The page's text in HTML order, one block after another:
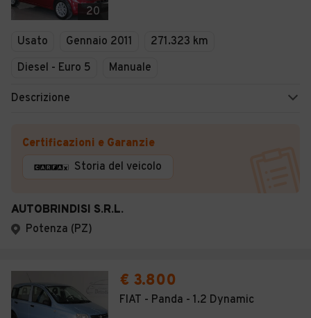
20
Usato Gennaio 2011
271.323 km
Diesel - Euro 5
Manuale
Descrizione
Certificazioni e Garanzie
Storia del veicolo
AUTOBRINDISI S.R.L.
Potenza (PZ)
€ 3.800
FIAT - Panda - 1.2 Dynamic